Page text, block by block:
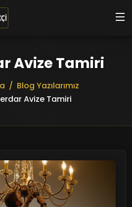
Avize Tamiri
Blog Yazılarımız
Avize Tamiri